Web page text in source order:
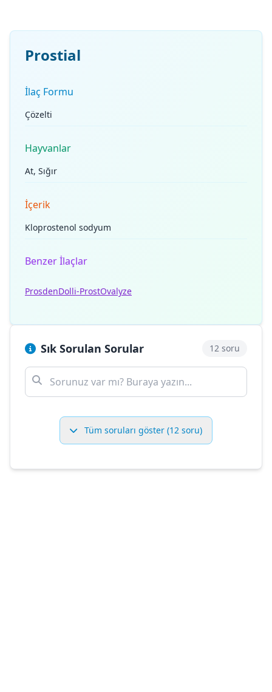
Prostial
İlaç Formu
Çözelti
Hayvanlar
At, Sığır
İçerik
Kloprostenol sodyum
Benzer İlaçlar
ProsdenDolli-ProstOvalyze
Sık Sorulan Sorular 12 soru
Tüm soruları göster (12 soru)